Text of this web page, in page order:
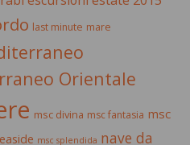
last minute mare
Orientale
msc divina msc fantasia msc
msc splendida nave da